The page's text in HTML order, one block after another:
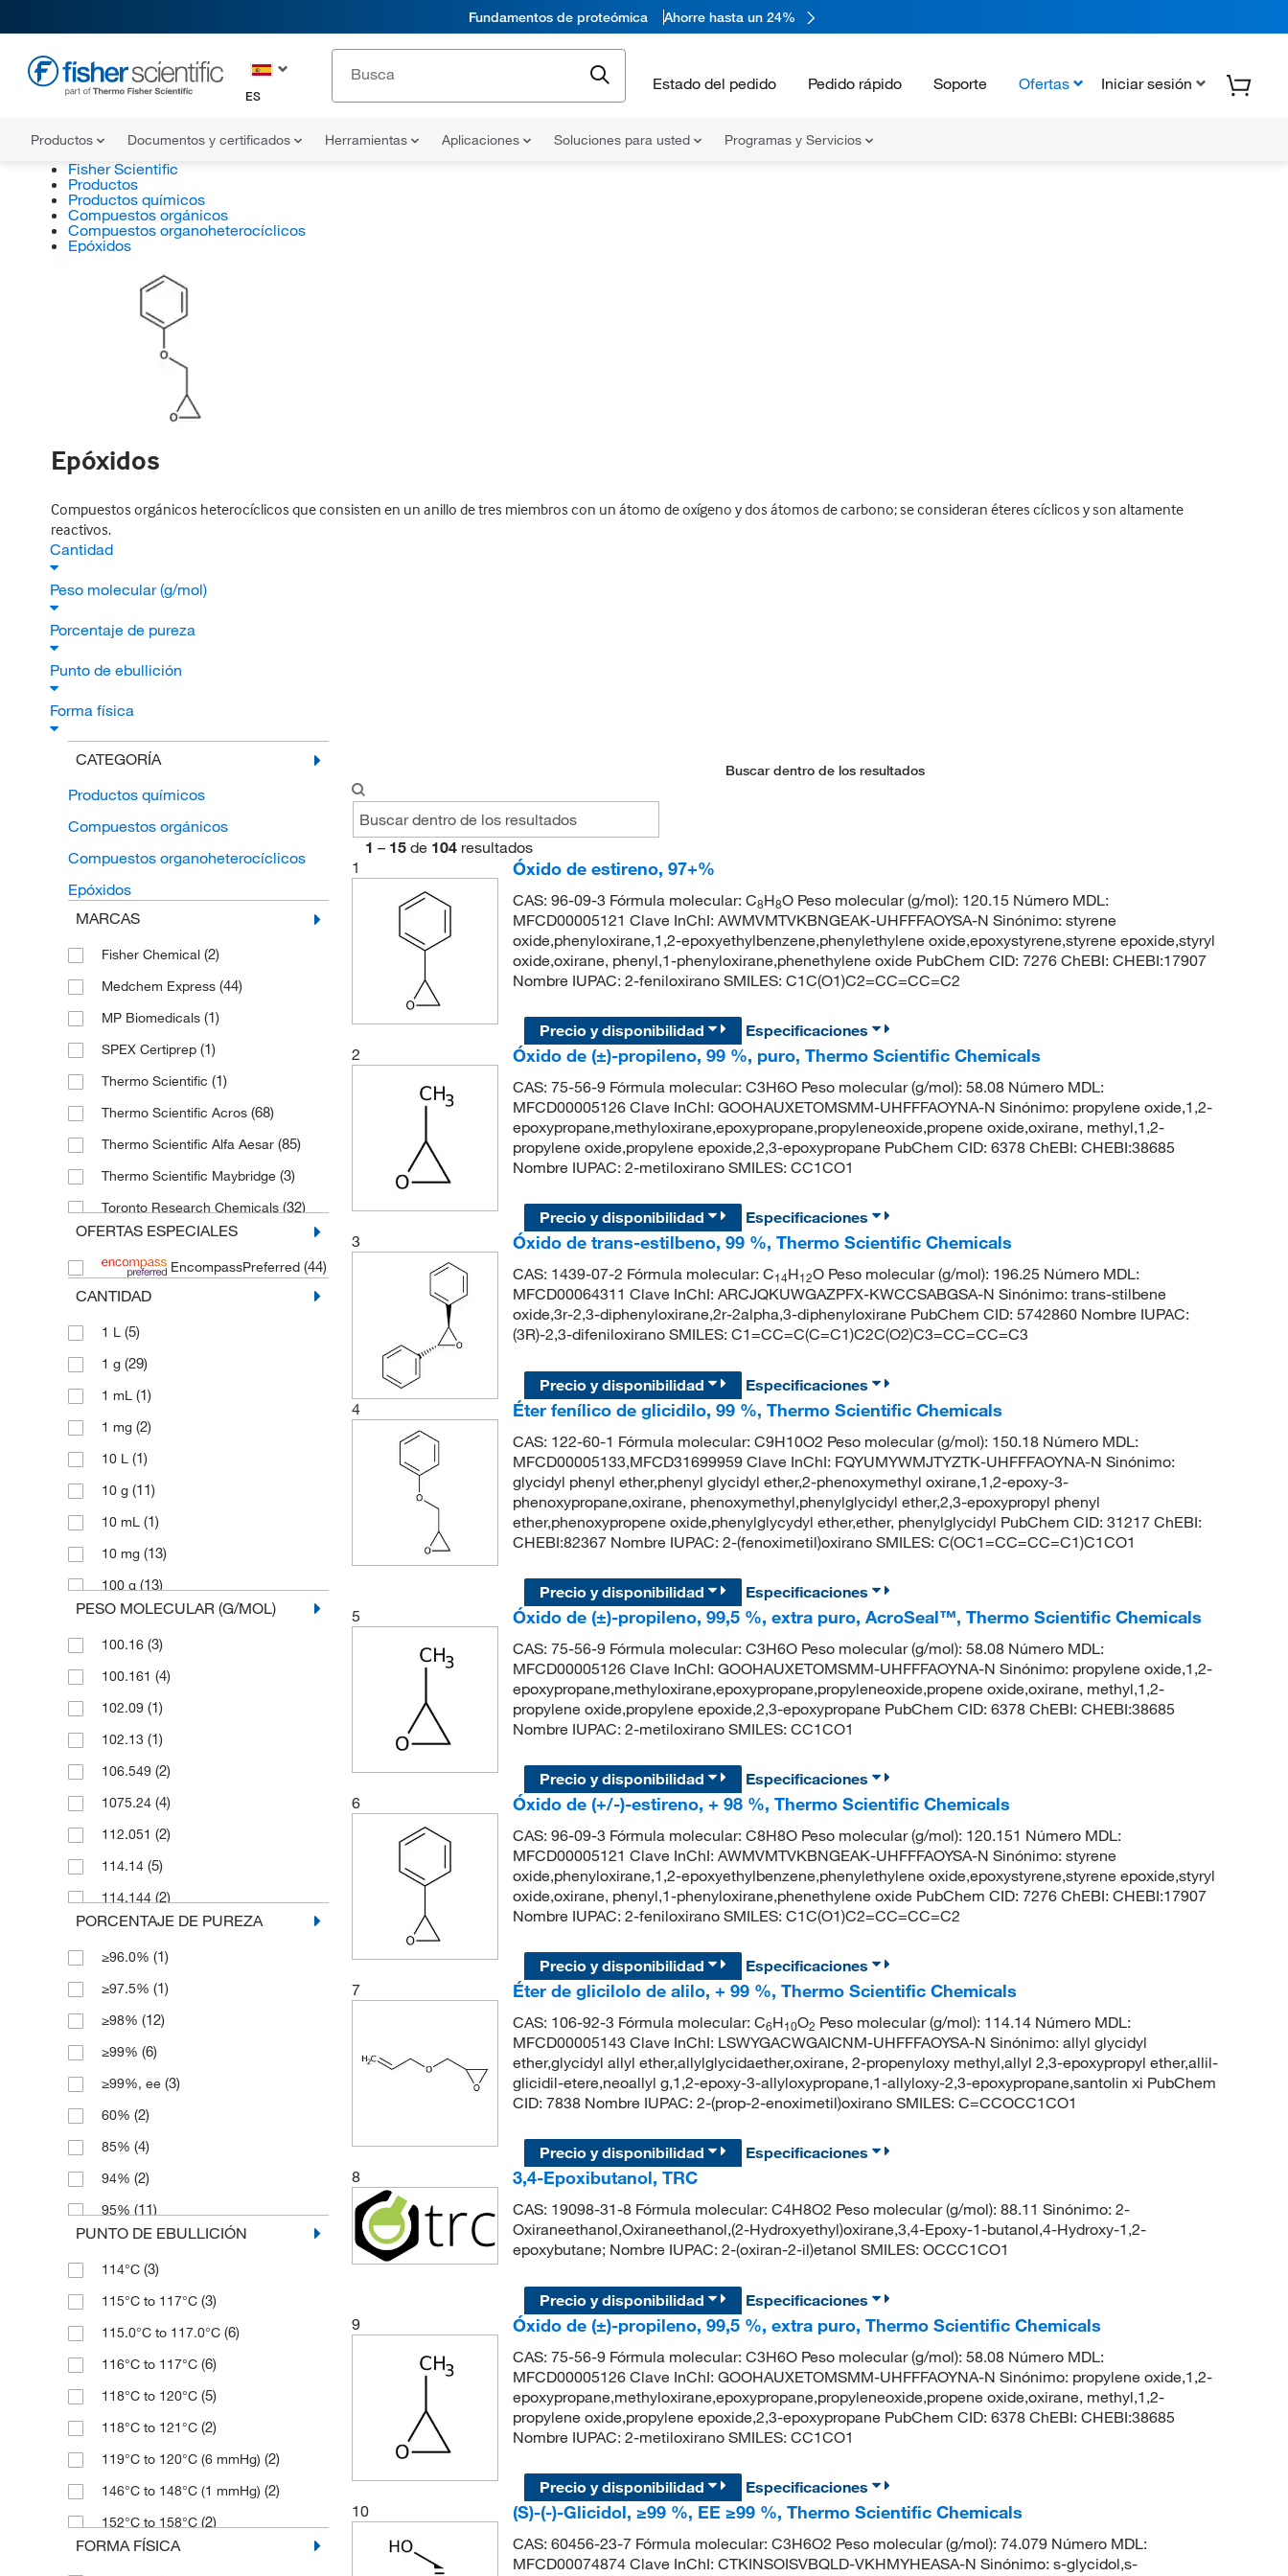
Fundamentos de proteómica Ahorre hasta un 24%
ES
Estado del pedido Pedido rápido Soporte Ofertas Iniciar sesión
Productos Documentos y certificados Herramientas Aplicaciones Soluciones para usted Programas y Servicios
Fisher Scientific
Productos
Productos químicos
Compuestos orgánicos
Compuestos organoheterocíclicos
Epóxidos
Epóxidos
Compuestos orgánicos heterocíclicos que consisten en un anillo de tres miembros con un átomo de oxígeno y dos átomos de carbono; se consideran éteres cíclicos y son altamente
reactivos.
Cantidad
Peso molecular (g/mol)
Porcentaje de pureza
Punto de ebullición
Forma física
CATEGORÍA
Productos químicos
Compuestos orgánicos
Compuestos organoheterocíclicos
Epóxidos
MARCAS
Fisher Chemical (2)
Medchem Express (44)
MP Biomedicals (1)
SPEX Certiprep (1)
Thermo Scientific (1)
Thermo Scientific Acros (68)
Thermo Scientific Alfa Aesar (85)
Thermo Scientific Maybridge (3)
Toronto Research Chemicals (32)
OFERTAS ESPECIALES
EncompassPreferred (44)
CANTIDAD
1 L (5)
1 g (29)
1 mL (1)
1 mg (2)
10 L (1)
10 g (11)
10 mL (1)
10 mg (13)
100 g (13)
100 mL(7)
100 mg(9)
1000 g(1)
2.5 L(6)
2.5 g(2)
2.5 kg(2)
20 mg(1)
25 g(32)
25 mL(3)
25 mg(1)
(3)
250 mL (1)
250 mg (4)
2500 g (1)
3 x 1 L(1)
5 g(42)
5 mL(2)
5 mg(15)
50 g (6)
50 mL(1)
(5)
(2)
(6)
(3)
PESO MOLECULAR (G/MOL)
100.16 (3)
100.161 (4)
102.09 (1)
102.13 (1)
106.549 (2)
1075.24 (4)
112.051 (2)
114.14 (5)
114.144 (2)
114.188(1)
120.15(12)
120.151(2)
126.08(1)
126.199(3)
126.2(1)
128.22(2)
1285.42
130.14(1)
1399.52(2)
(1)
142.20(2)
144.17(2)
150.18(5)
156.27(2)
164.204(2)
180.16(2)
180.20(3)
180.203(2)
182.17(2)
PORCENTAJE DE PUREZA
≥96.0% (1)
≥97.5% (1)
≥98% (12)
≥99% (6)
≥99%, ee (3)
60% (2)
85% (4)
94% (2)
95% (11)
95%,95% ee(3)
95.34%(4)
96%(8)
97%(27)
97%,(98% ee)(3)
97+% (4)
97.0%(3)
98%(29)
98+% (3)
98.0%(23)
(6)
PUNTO DE EBULLICIÓN
114°C (3)
115°C to 117°C (3)
115.0°C to 117.0°C (6)
116°C to 117°C (6)
118°C to 120°C (5)
118°C to 121°C (2)
119°C to 120°C (6 mmHg) (2)
146°C to 148°C (1 mmHg) (2)
152°C to 158°C (2)
154.0°C(5)
FORMA FÍSICA
Buscar dentro de los resultados
1 – 15 de 104 resultados
1
Óxido de estireno, 97+%
CAS: 96-09-3 Fórmula molecular: C8H8O Peso molecular (g/mol): 120.15 Número MDL:
MFCD00005121 Clave InChI: AWMVMTVKBNGEAK-UHFFFAOYSA-N Sinónimo: styrene
oxide,phenyloxirane,1,2-epoxyethylbenzene,phenylethylene oxide,epoxystyrene,styrene epoxide,styryl
oxide,oxirane, phenyl,1-phenyloxirane,phenethylene oxide PubChem CID: 7276 ChEBI: CHEBI:17907
Nombre IUPAC: 2-feniloxirano SMILES: C1C(O1)C2=CC=CC=C2
Precio y disponibilidad
Especificaciones
2
Óxido de (±)-propileno, 99 %, puro, Thermo Scientific Chemicals
CAS: 75-56-9 Fórmula molecular: C3H6O Peso molecular (g/mol): 58.08 Número MDL:
MFCD00005126 Clave InChI: GOOHAUXETOMSMM-UHFFFAOYNA-N Sinónimo: propylene oxide,1,2-
epoxypropane,methyloxirane,epoxypropane,propyleneoxide,propene oxide,oxirane, methyl,1,2-
propylene oxide,propylene epoxide,2,3-epoxypropane PubChem CID: 6378 ChEBI: CHEBI:38685
Nombre IUPAC: 2-metiloxirano SMILES: CC1CO1
Precio y disponibilidad
Especificaciones
3
Óxido de trans-estilbeno, 99 %, Thermo Scientific Chemicals
CAS: 1439-07-2 Fórmula molecular: C14H12O Peso molecular (g/mol): 196.25 Número MDL:
MFCD00064311 Clave InChI: ARCJQKUWGAZPFX-KWCCSABGSA-N Sinónimo: trans-stilbene
oxide,3r-2,3-diphenyloxirane,2r-2alpha,3-diphenyloxirane PubChem CID: 5742860 Nombre IUPAC:
(3R)-2,3-difeniloxirano SMILES: C1=CC=C(C=C1)C2C(O2)C3=CC=CC=C3
Precio y disponibilidad
Especificaciones
4
Éter fenílico de glicidilo, 99 %, Thermo Scientific Chemicals
CAS: 122-60-1 Fórmula molecular: C9H10O2 Peso molecular (g/mol): 150.18 Número MDL:
MFCD00005133,MFCD31699959 Clave InChI: FQYUMYWMJTYZTK-UHFFFAOYNA-N Sinónimo:
glycidyl phenyl ether,phenyl glycidyl ether,2-phenoxymethyl oxirane,1,2-epoxy-3-
phenoxypropane,oxirane, phenoxymethyl,phenylglycidyl ether,2,3-epoxypropyl phenyl
ether,phenoxypropene oxide,phenylglycydyl ether,ether, phenylglycidyl PubChem CID: 31217 ChEBI:
CHEBI:82367 Nombre IUPAC: 2-(fenoximetil)oxirano SMILES: C(OC1=CC=CC=C1)C1CO1
Precio y disponibilidad
Especificaciones
5
Óxido de (±)-propileno, 99,5 %, extra puro, AcroSeal™, Thermo Scientific Chemicals
CAS: 75-56-9 Fórmula molecular: C3H6O Peso molecular (g/mol): 58.08 Número MDL:
MFCD00005126 Clave InChI: GOOHAUXETOMSMM-UHFFFAOYNA-N Sinónimo: propylene oxide,1,2-
epoxypropane,methyloxirane,epoxypropane,propyleneoxide,propene oxide,oxirane, methyl,1,2-
propylene oxide,propylene epoxide,2,3-epoxypropane PubChem CID: 6378 ChEBI: CHEBI:38685
Nombre IUPAC: 2-metiloxirano SMILES: CC1CO1
Precio y disponibilidad
Especificaciones
6
Óxido de (+/-)-estireno, + 98 %, Thermo Scientific Chemicals
CAS: 96-09-3 Fórmula molecular: C8H8O Peso molecular (g/mol): 120.151 Número MDL:
MFCD00005121 Clave InChI: AWMVMTVKBNGEAK-UHFFFAOYSA-N Sinónimo: styrene
oxide,phenyloxirane,1,2-epoxyethylbenzene,phenylethylene oxide,epoxystyrene,styrene epoxide,styryl
oxide,oxirane, phenyl,1-phenyloxirane,phenethylene oxide PubChem CID: 7276 ChEBI: CHEBI:17907
Nombre IUPAC: 2-feniloxirano SMILES: C1C(O1)C2=CC=CC=C2
Precio y disponibilidad
Especificaciones
7
Éter de glicilolo de alilo, + 99 %, Thermo Scientific Chemicals
CAS: 106-92-3 Fórmula molecular: C6H10O2 Peso molecular (g/mol): 114.14 Número MDL:
MFCD00005143 Clave InChI: LSWYGACWGAICNM-UHFFFAOYSA-N Sinónimo: allyl glycidyl
ether,glycidyl allyl ether,allylglycidaether,oxirane, 2-propenyloxy methyl,allyl 2,3-epoxypropyl ether,allil-
glicidil-etere,neoallyl g,1,2-epoxy-3-allyloxypropane,1-allyloxy-2,3-epoxypropane,santolin xi PubChem
CID: 7838 Nombre IUPAC: 2-(prop-2-enoximetil)oxirano SMILES: C=CCOCC1CO1
Precio y disponibilidad
Especificaciones
8
3,4-Epoxibutanol, TRC
CAS: 19098-31-8 Fórmula molecular: C4H8O2 Peso molecular (g/mol): 88.11 Sinónimo: 2-
Oxiraneethanol,Oxiraneethanol,(2-Hydroxyethyl)oxirane,3,4-Epoxy-1-butanol,4-Hydroxy-1,2-
epoxybutane; Nombre IUPAC: 2-(oxiran-2-il)etanol SMILES: OCCC1CO1
Precio y disponibilidad
Especificaciones
9
Óxido de (±)-propileno, 99,5 %, extra puro, Thermo Scientific Chemicals
CAS: 75-56-9 Fórmula molecular: C3H6O Peso molecular (g/mol): 58.08 Número MDL:
MFCD00005126 Clave InChI: GOOHAUXETOMSMM-UHFFFAOYNA-N Sinónimo: propylene oxide,1,2-
epoxypropane,methyloxirane,epoxypropane,propyleneoxide,propene oxide,oxirane, methyl,1,2-
propylene oxide,propylene epoxide,2,3-epoxypropane PubChem CID: 6378 ChEBI: CHEBI:38685
Nombre IUPAC: 2-metiloxirano SMILES: CC1CO1
Precio y disponibilidad
Especificaciones
10
(S)-(-)-Glicidol, ≥99 %, EE ≥99 %, Thermo Scientific Chemicals
CAS: 60456-23-7 Fórmula molecular: C3H6O2 Peso molecular (g/mol): 74.079 Número MDL:
MFCD00074874 Clave InChI: CTKINSOISVBQLD-VKHMYHEASA-N Sinónimo: s-glycidol,s-